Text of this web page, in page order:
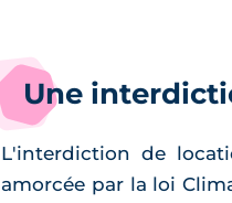
Une
L'interdiction de
amorcée par la loi